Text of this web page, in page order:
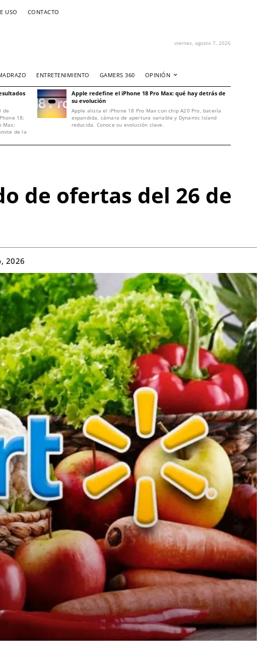
USO CONTACTO
viernes, agosto 7, 2026
ENTRETENIMIENTO GAMERS 360 OPINIÓN
de
18;
Max;
de la
Apple redefine el iPhone 18 Pro Max: qué hay detrás de
su evolución
Apple alista el iPhone 18 Pro Max con chip A20 Pro, batería
expandida, cámara de apertura variable y Dynamic Island
reducida. Conoce su evolución clave.
de ofertas del 26 de
2026